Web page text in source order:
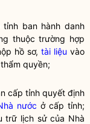
ban hành danh
thuộc trường hợp
hồ sơ,tài liệu vào
quyền;
cấp tỉnh quyết định
nước ở cấp tỉnh;
trữ lịch sửcủa Nhà